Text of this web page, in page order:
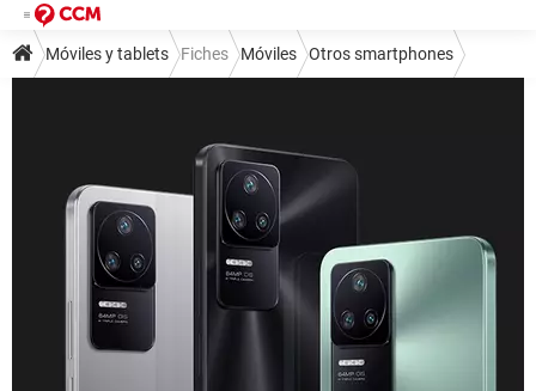
Móviles y tablets Fiches Móviles Otros smartphones